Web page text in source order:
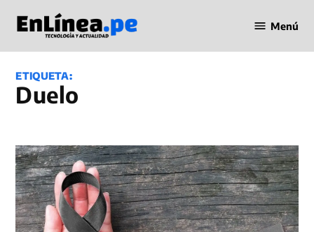
contenido
en Línea
Menú
ETIQUETA:
Duelo